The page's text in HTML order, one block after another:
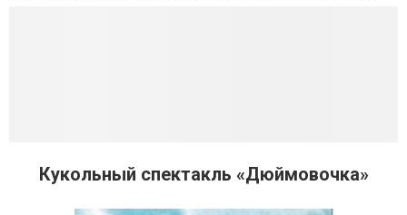
Кукольный спектакль «Дюймовочка»